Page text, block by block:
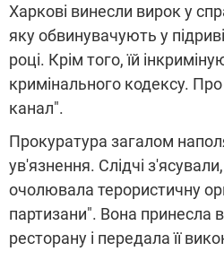
Харкові винесли вирок у
яку обвинувачують у
році. Крім того, їй
кримінального кодексу.
канал".
Прокуратура загалом
ув'язнення. Слідчі
очолювала терористичну
партизани". Вона принесла
ресторану і передала її